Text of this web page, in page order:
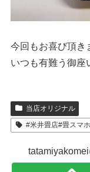
今回もお喜び頂き
いつも有難う御座
当店オリジナル
#米井畳店#畳スマ